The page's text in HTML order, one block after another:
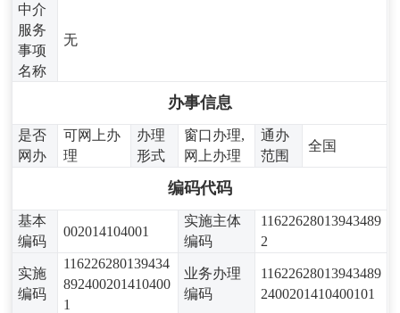
中介
服务
事项
名称
无
办事信息
是否
网办
可网上办
理
办理
形式
窗口办理,
网上办理
通办
范围
全国
编码代码
基本
编码
002014104001
实施主体
编码
11622628013943489
2
实施
编码
116226280139434
892400201410400
1
业务办理
编码
11622628013943489
2400201410400101